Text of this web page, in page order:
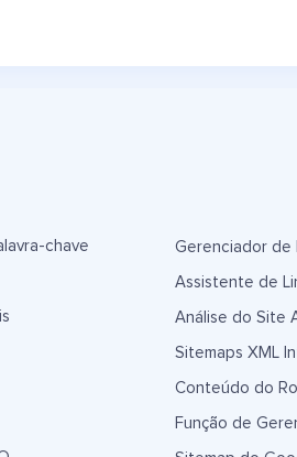
chave Gerenciador de
Assistente de
Análise do Site
Sitemaps XML
Conteúdo do
Função de